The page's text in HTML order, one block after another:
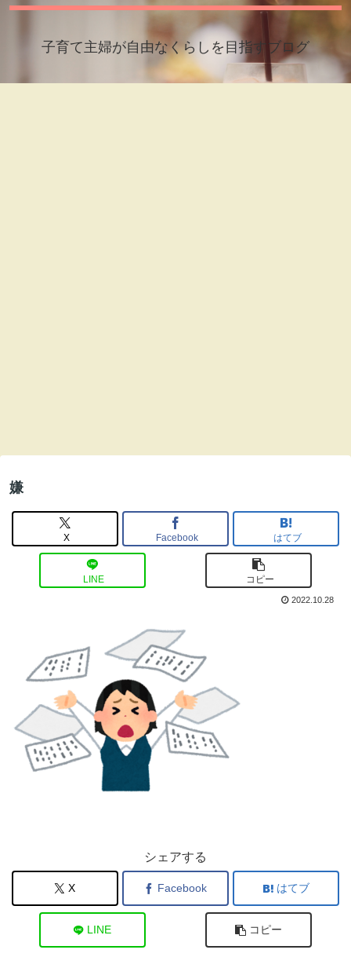
子育て主婦が自由なくらしを目指すブログ
嫌
X Facebook はてブ
LINE コピー
2022.10.28
シェアする
X Facebook はてブ
LINE コピー